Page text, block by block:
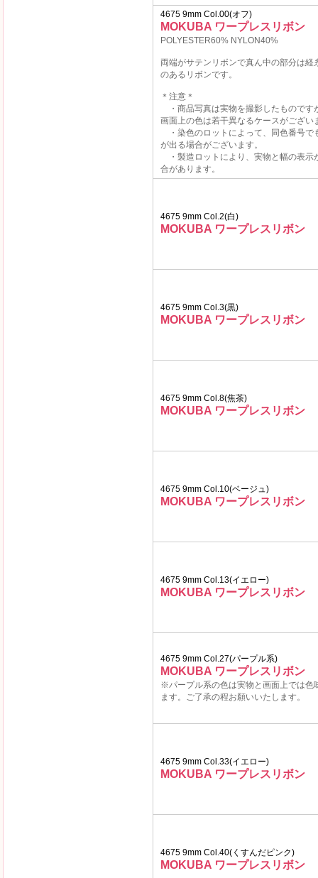
4675 9mm Col.00(オフ)
MOKUBA ワープレスリボン
POLYESTER60% NYLON40%
両端がサテンリボンで真ん中の部分は経
のあるリボンです。
＊注意＊
・商品写真は実物を撮影したものです
画面上の色は若干異なるケースがござい
・染色のロットによって、同色番号で
が出る場合がございます。
・製造ロットにより、実物と幅の表示
合があります。
4675 9mm Col.2(白)
MOKUBA ワープレスリボン
4675 9mm Col.3(黒)
MOKUBA ワープレスリボン
4675 9mm Col.8(焦茶)
MOKUBA ワープレスリボン
4675 9mm Col.10(ベージュ)
MOKUBA ワープレスリボン
4675 9mm Col.13(イエロー)
MOKUBA ワープレスリボン
4675 9mm Col.27(パープル系)
MOKUBA ワープレスリボン
※パープル系の色は実物と画面上では色
ます。ご了承の程お願いいたします。
4675 9mm Col.33(イエロー)
MOKUBA ワープレスリボン
4675 9mm Col.40(くすんだピンク)
MOKUBA ワープレスリボン